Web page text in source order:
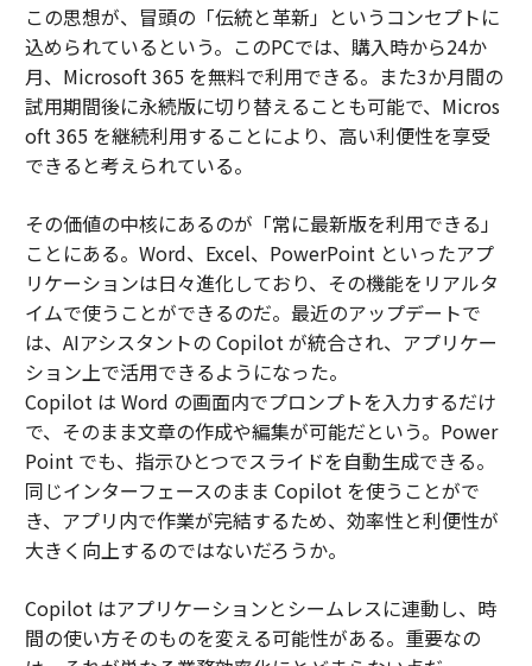
この思想が、冒頭の「伝統と革新」というコンセプトに
込められているという。このPCでは、購入時から24か
月、Microsoft 365 を無料で利用できる。また3か月間の
試用期間後に永続版に切り替えることも可能で、Micros
oft 365 を継続利用することにより、高い利便性を享受
できると考えられている。
その価値の中核にあるのが「常に最新版を利用できる」
ことにある。Word、Excel、PowerPoint といったアプ
リケーションは日々進化しており、その機能をリアルタ
イムで使うことができるのだ。最近のアップデートで
は、AIアシスタントの Copilot が統合され、アプリケー
ション上で活用できるようになった。
Copilot は Word の画面内でプロンプトを入力するだけ
で、そのまま文章の作成や編集が可能だという。Power
Point でも、指示ひとつでスライドを自動生成できる。
同じインターフェースのまま Copilot を使うことがで
き、アプリ内で作業が完結するため、効率性と利便性が
大きく向上するのではないだろうか。
Copilot はアプリケーションとシームレスに連動し、時
間の使い方そのものを変える可能性がある。重要なの